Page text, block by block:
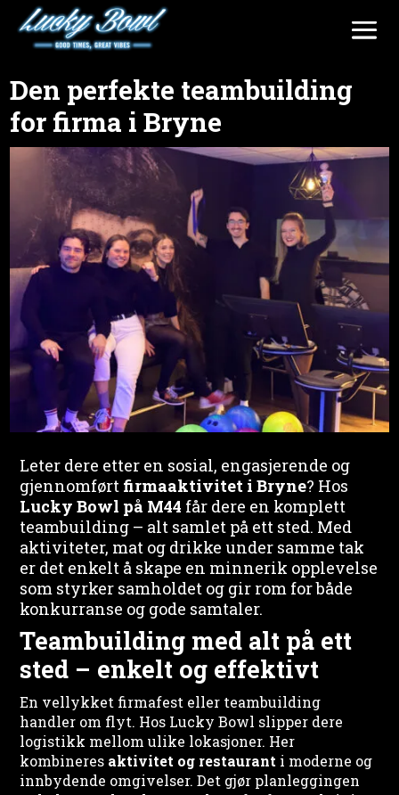
Den perfekte teambuilding
for firma i Bryne
Leter dere etter en sosial, engasjerende og
gjennomført firmaaktivitet i Bryne? Hos
Lucky Bowl på M44 får dere en komplett
teambuilding – alt samlet på ett sted. Med
aktiviteter, mat og drikke under samme tak
er det enkelt å skape en minnerik opplevelse
som styrker samholdet og gir rom for både
konkurranse og gode samtaler.
Teambuilding med alt på ett
sted – enkelt og effektivt
En vellykket firmafest eller teambuilding
handler om flyt. Hos Lucky Bowl slipper dere
logistikk mellom ulike lokasjoner. Her
kombineres aktivitet og restauranti moderne og
innbydende omgivelser. Det gjør planleggingen